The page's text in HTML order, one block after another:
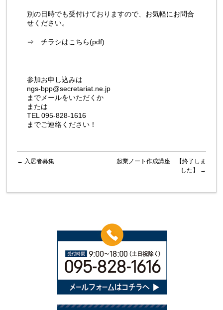
別の日時でも受付けておりますので、お気軽にお問合
せください。
⇒チラシはこちら(pdf)
参加お申し込みは
ngs-bpp@secretariat.ne.jp
までメールをいただくか
または
TEL 095-828-1616
までご連絡ください！
← 入居者募集
起業ノート作成講座 【終了しま
した】
→